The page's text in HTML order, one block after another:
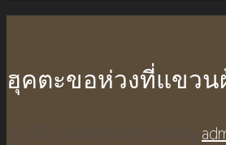
ฮุคตะขอห่วงที่แขว
02/07/2026 04/09/2024 by